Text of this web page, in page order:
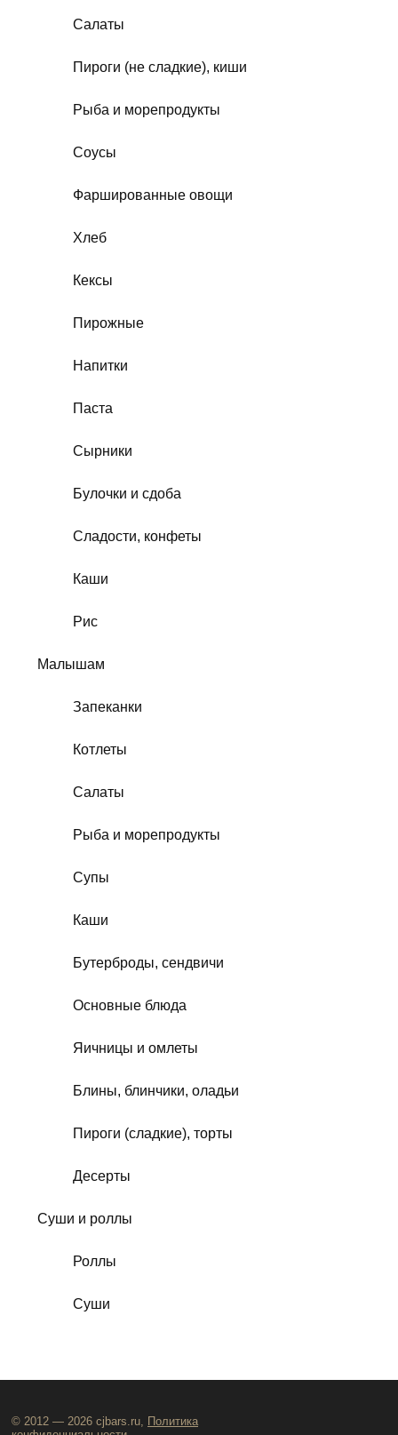
Салаты
Пироги (не сладкие), киши
Рыба и морепродукты
Соусы
Фаршированные овощи
Хлеб
Кексы
Пирожные
Напитки
Паста
Сырники
Булочки и сдоба
Сладости, конфеты
Каши
Рис
Малышам
Запеканки
Котлеты
Салаты
Рыба и морепродукты
Супы
Каши
Бутерброды, сендвичи
Основные блюда
Яичницы и омлеты
Блины, блинчики, оладьи
Пироги (сладкие), торты
Десерты
Суши и роллы
Роллы
Суши
© 2012 — 2026 cjbars.ru, Политика